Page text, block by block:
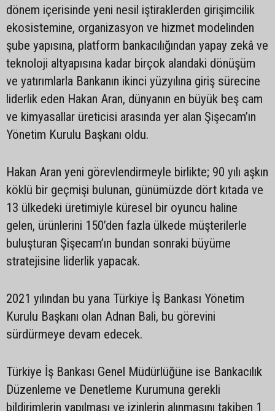
dönem içerisinde yeni nesil iştiraklerden girişimcilik
ekosistemine, organizasyon ve hizmet modelinden
şube yapısına, platform bankacılığından yapay zekâ ve
teknoloji altyapısına kadar birçok alandaki dönüşüm
ve yatırımlarla Bankanın ikinci yüzyılına giriş sürecine
liderlik eden Hakan Aran, dünyanın en büyük beş cam
ve kimyasallar üreticisi arasında yer alan Şişecam’ın
Yönetim Kurulu Başkanı oldu.
Hakan Aran yeni görevlendirmeyle birlikte; 90 yılı aşkın
köklü bir geçmişi bulunan, günümüzde dört kıtada ve
13 ülkedeki üretimiyle küresel bir oyuncu haline
gelen, ürünlerini 150’den fazla ülkede müşterilerle
buluşturan Şişecam’ın bundan sonraki büyüme
stratejisine liderlik yapacak.
2021 yılından bu yana Türkiye İş Bankası Yönetim
Kurulu Başkanı olan Adnan Bali, bu görevini
sürdürmeye devam edecek.
Türkiye İş Bankası Genel Müdürlüğüne ise Bankacılık
Düzenleme ve Denetleme Kurumuna gerekli
bildirimlerin yapılması ve izinlerin alınmasını takiben 1